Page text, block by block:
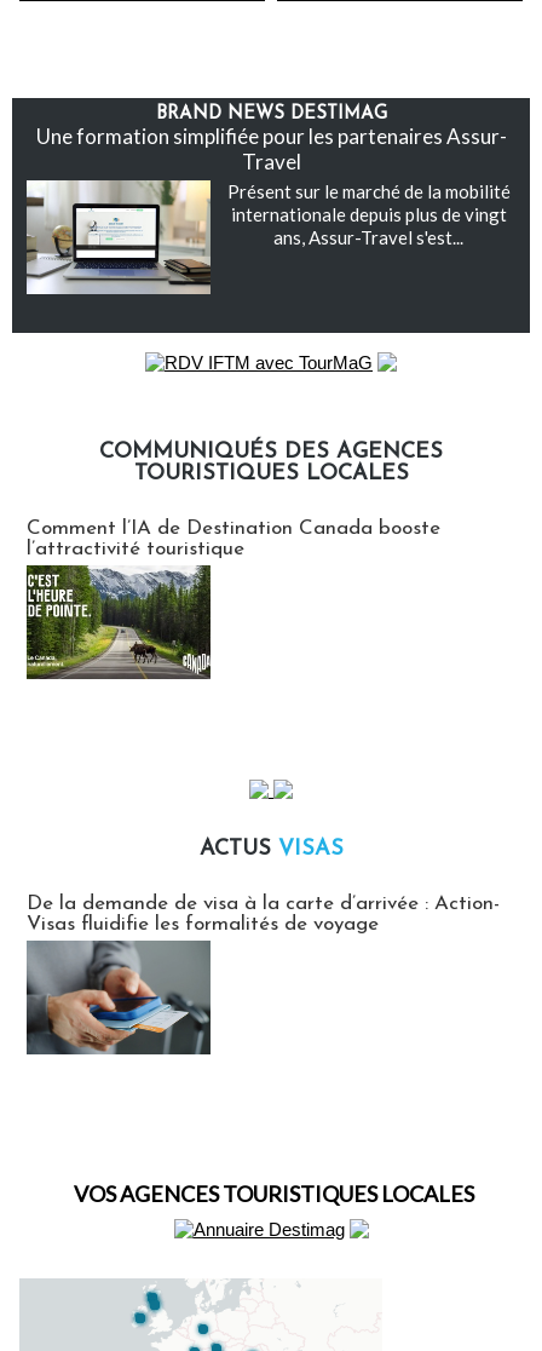
BRAND NEWS DESTIMAG
Une formation simplifiée pour les partenaires Assur-
Travel
Présent sur le marché de la mobilité
internationale depuis plus de vingt
ans, Assur-Travel s'est...
COMMUNIQUÉS DES AGENCES
TOURISTIQUES LOCALES
Comment l’IA de Destination Canada booste
l’attractivité touristique
ACTUS VISAS
De la demande de visa à la carte d’arrivée : Action-
Visas fluidifie les formalités de voyage
VOS AGENCES TOURISTIQUES LOCALES